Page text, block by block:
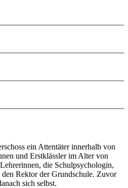
ein Attentäter innerhalb von
und Erstklässler im Alter von
die Schulpsychologin,
Rektor der Grundschule. Zuvor
sich selbst.